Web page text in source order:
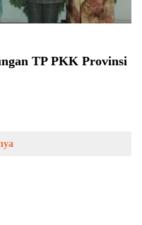
TP PKK Provinsi